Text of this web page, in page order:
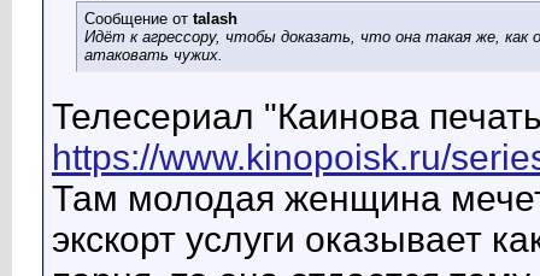
Сообщение от talash
Идёт к агрессору, чтобы доказать, что она такая же,
атаковать чужих.
Телесериал "Каинова
https://www.kinopoisk.ru/
Там молодая женщина
экскорт услуги оказывает